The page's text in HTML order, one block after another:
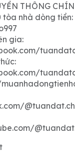
THÔNG
tòa nhà dòng tiền:
gia: